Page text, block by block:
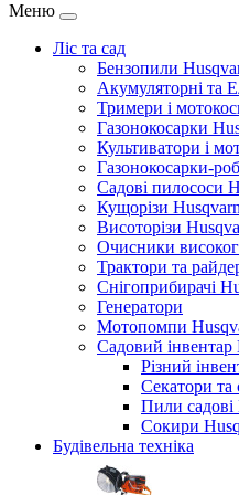
Меню
Ліс та сад
Бензопили
Акумуляторні та
Тримери і
Газонокосарки
Культиватори і
Газонокосарки-
Садові пилососи
Кущорізи
Висоторізи
Очисники
Трактори та
Снігоприбирачі
Генератори
Мотопомпи
Садовий інвентар
Різний
Секатори та
Пили садові
Сокири
Будівельна техніка